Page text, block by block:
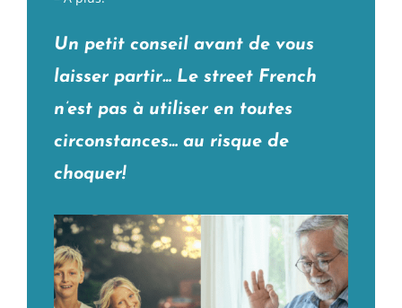
Un petit conseil avant de vous
laisser partir… Le street French
n’est pas à utiliser en toutes
circonstances… au risque de
choquer!